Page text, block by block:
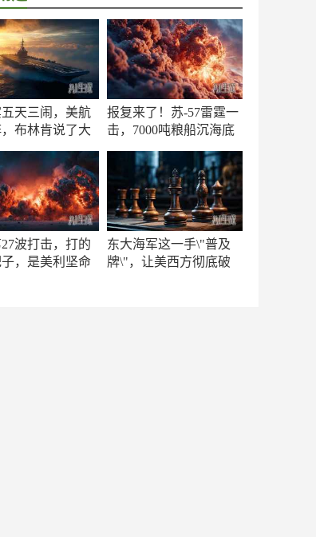
天三闹，美航
布林肯说了大
报复来了！苏-57雷霆一
击，7000吨粮船沉海底
波打击，打的
，是美利坚命
东大海军这一手\"普及
牌\"，让美西方彻底破